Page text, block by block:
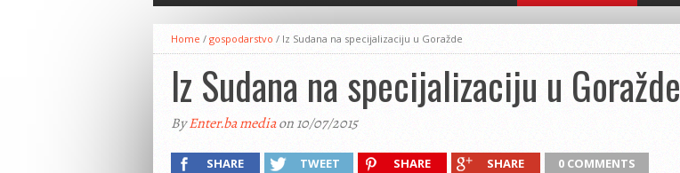
Home / gospodarstvo / Iz Sudana na specijalizaciju u Goražde
Iz Sudana na specijalizaciju u Goražde
ByEnter.ba mediaon 10/07/2015
SHARE TWEET SHARE SHARE 0 COMMENTS